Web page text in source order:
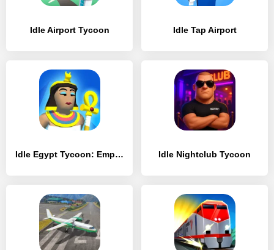
Idle Airport Tycoon Idle Tap Airport
Idle Egypt Tycoon: Empire Game Idle Nightclub Tycoon